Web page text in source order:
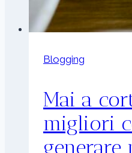
Blogging
Mai a
migliori
generare